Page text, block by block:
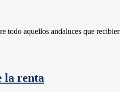
todo aquellos andaluces que
la renta